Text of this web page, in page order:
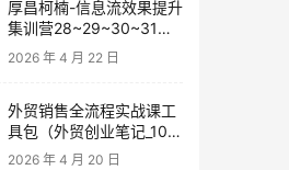
厚昌柯楠-信息流效果提升
集训营28~29~30~31
期，智能投放·巨量AD/百
度优化·AI提效指南
2026 年 4 月 22 日
外贸销售全流程实战课工
具包（外贸创业笔记_10年
外贸经验）
2026 年 4 月 20 日